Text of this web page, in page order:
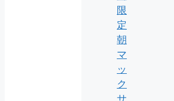
限
定
朝
マ
ッ
ク
サ